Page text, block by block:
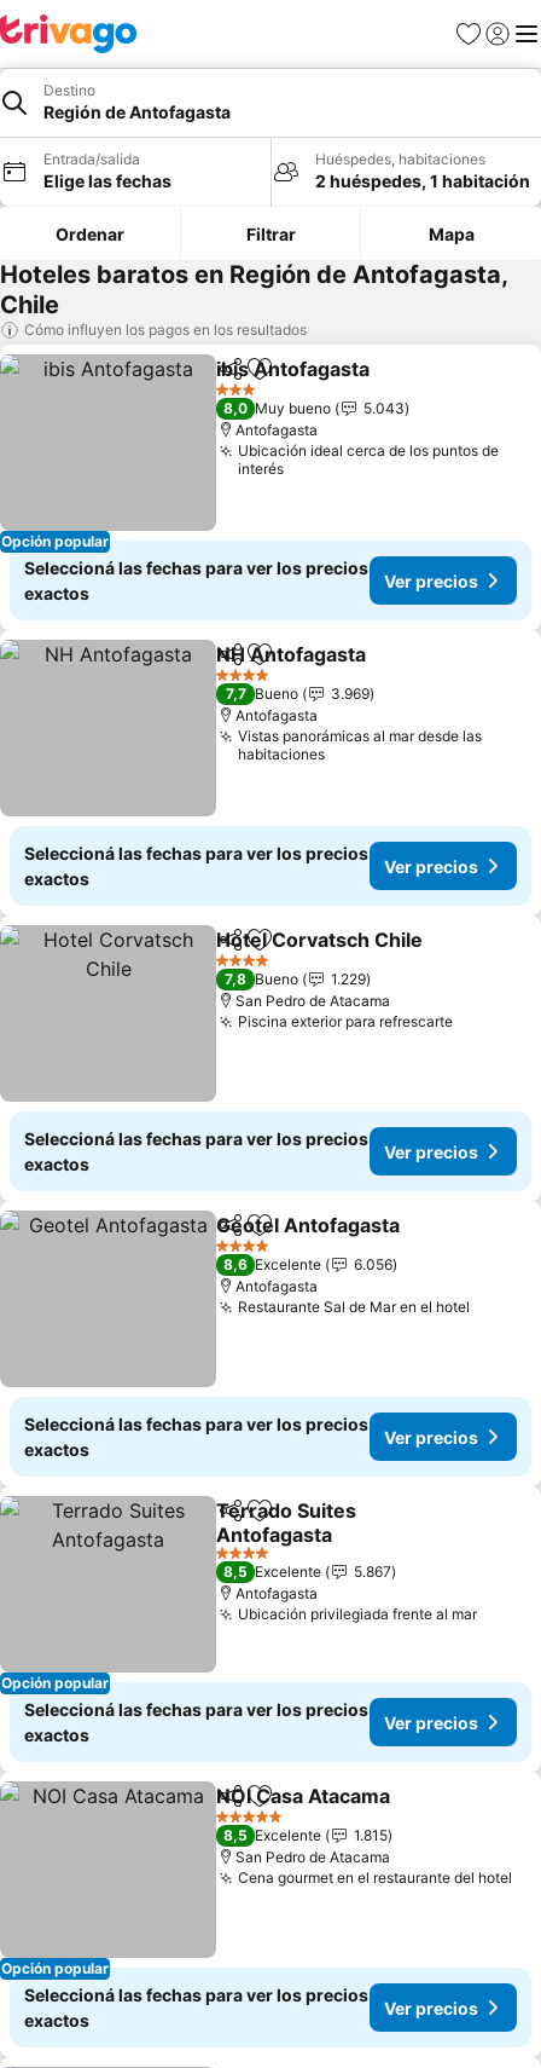
Favoritos
Iniciar
Destino
Región de Antofagasta
Entrada/salida
Elige las fechas
Huéspedes, habitaciones
2 huéspedes, 1 habitación
Ordenar Filtrar Mapa
Hoteles baratos en Región de Antofagasta,
Chile
Cómo influyen los pagos en los resultados
Opción popular
CompartirAñadir a favoritos
ibis Antofagasta
3 Estrellas
8,0 Muy bueno
5.043
Antofagasta
Ubicación ideal cerca de los puntos de
interés
Seleccioná las fechas para ver los precios
exactos
Ver precios
CompartirAñadir a favoritos
NH Antofagasta
4 Estrellas
7,7 Bueno
3.969
Antofagasta
Vistas panorámicas al mar desde las
habitaciones
Seleccioná las fechas para ver los precios
exactos
Ver precios
CompartirAñadir a favoritos
Hotel Corvatsch Chile
4 Estrellas
7,8 Bueno
1.229
San Pedro de Atacama
Piscina exterior para refrescarteVer
Seleccioná las fechas para ver los precios
exactos
Ver precios
CompartirAñadir a favoritos
Geotel Antofagasta
4 Estrellas
8,6 Excelente
6.056
Antofagasta
Restaurante Sal de Mar en el hotel
Seleccioná las fechas para ver los precios
exactos
Ver precios
Opción popular
Compartir
Añadir a favoritos
Terrado Suites
Antofagasta
Ver precios
4 Estrellas
8,5 Excelente
5.867
Antofagasta
Ubicación privilegiada frente al marVer
Seleccioná las fechas para ver los precios
exactos
Ver precios
Opción popular
CompartirAñadir a favoritos
NOI Casa Atacama
5 Estrellas
8,5 Excelente
1.815
San Pedro de Atacama
Cena gourmet en el restaurante del hotel
Seleccioná las fechas para ver los precios
exactos
Ver precios